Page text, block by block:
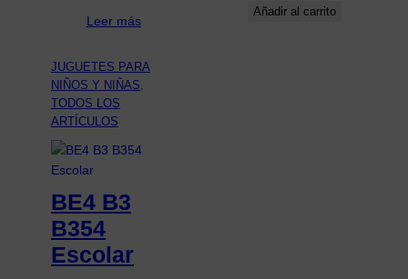
Leer más
Añadir al carrito
JUGUETES PARA
NIÑOS Y NIÑAS
TODOS LOS
ARTÍCULOS
BE4 B3
B354
Escolar